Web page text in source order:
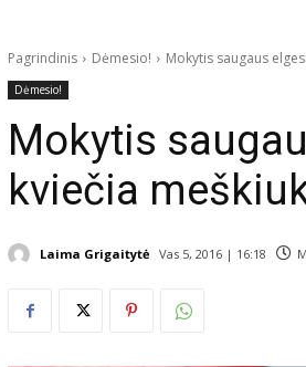
Pagrindinis Dėmesio! Mokytis saugaus
Dėmesio!
Mokytis
kviečia
Laima Grigaitytė Vas 5, 2016 | 16:18